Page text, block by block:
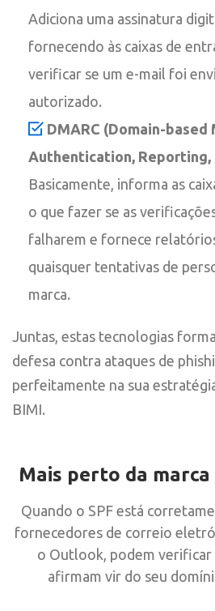
Adiciona uma assinatura
fornecendo às caixas de
verificar se um e-mail foi
autorizado.
DMARC (Domain-based
Authentication, Reporting,
Basicamente, informa as
o que fazer se as
falharem e fornece
quaisquer tentativas de
marca.
Juntas, estas tecnologias
defesa contra ataques de
perfeitamente na sua
BIMI.
Mais perto da
Quando o SPF está
fornecedores de correio
o Outlook, podem verificar
afirmam vir do seu